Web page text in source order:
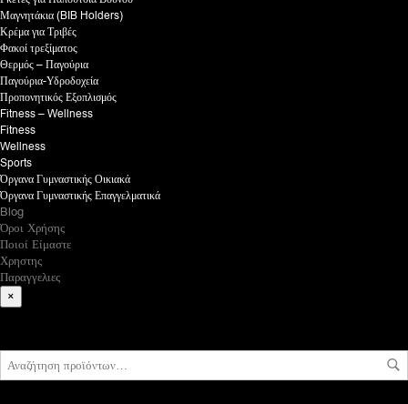
Μαγνητάκια (BIB Holders)
Κρέμα για Τριβές
Φακοί τρεξίματος
Θερμός – Παγούρια
Παγούρια-Υδροδοχεία
Προπονητικός Εξοπλισμός
Fitness – Wellness
Fitness
Wellness
Sports
Όργανα Γυμναστικής Οικιακά
Όργανα Γυμναστικής Επαγγελματικά
Blog
Όροι Χρήσης
Ποιοί Είμαστε
Χρηστης
Παραγγελιες
×